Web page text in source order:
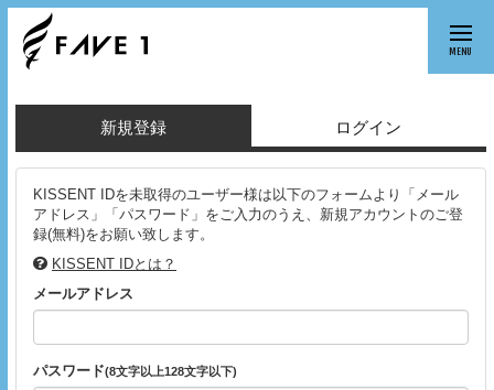
MENU
新規登録 ログイン
KISSENT IDを未取得のユーザー様は以下のフォームより「メール
アドレス」「パスワード」をご入力のうえ、新規アカウントのご登
録(無料)をお願い致します。
KISSENT IDとは？
メールアドレス
パスワード(8文字以上128文字以下)